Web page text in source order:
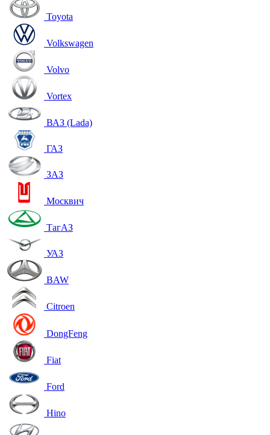
Toyota
Volkswagen
Volvo
Vortex
ВАЗ (Lada)
ГАЗ
ЗАЗ
Москвич
ТагАЗ
УАЗ
BAW
Citroen
DongFeng
Fiat
Ford
Hino